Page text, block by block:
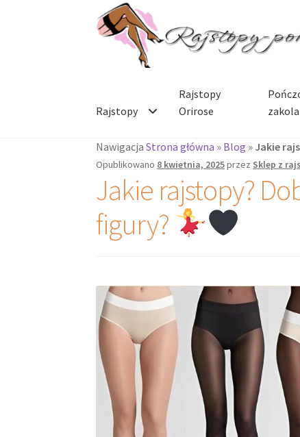
Przejdź
do
nawigacji
Przejdź
do
treści
Rajstopy
Rajstopy
Orirose
NawigacjaStrona główna » Blog » Jakie
Opublikowano 8 kwietnia, 2025przez Sklep z
Jakie rajstopy?
figury?